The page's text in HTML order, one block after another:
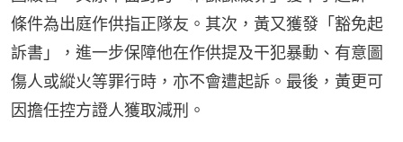
條件為出庭作供指正隊友。其次，黃又獲發「豁免起
訴書」，進一步保障他在作供提及干犯暴動、有意圖
傷人或縱火等罪行時，亦不會遭起訴。最後，黃更可
因擔任控方證人獲取減刑。